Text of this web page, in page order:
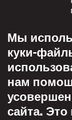
Мы
куки-
нам
сайта.